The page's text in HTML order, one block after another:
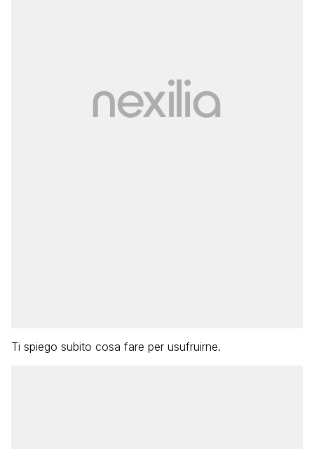
Ti spiego subito cosa fare per usufruirne.